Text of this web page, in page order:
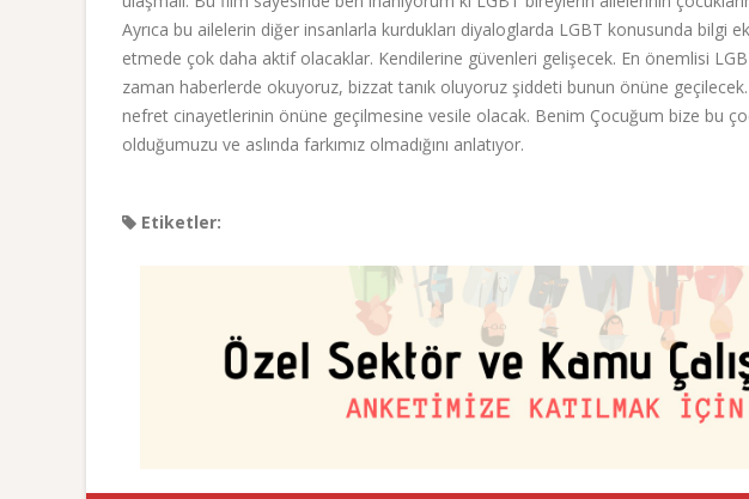
Ayrıca bu ailelerin diğer insanlarla kurdukları diyaloglarda LGBT konusunda bilgi
etmede çok daha aktif olacaklar. Kendilerine güvenleri gelişecek. En önemlisi
zaman haberlerde okuyoruz, bizzat tanık oluyoruz şiddeti bunun önüne
nefret cinayetlerinin önüne geçilmesine vesile olacak. Benim Çocuğum bize bu
olduğumuzu ve aslında farkımız olmadığını anlatıyor.
Etiketler: